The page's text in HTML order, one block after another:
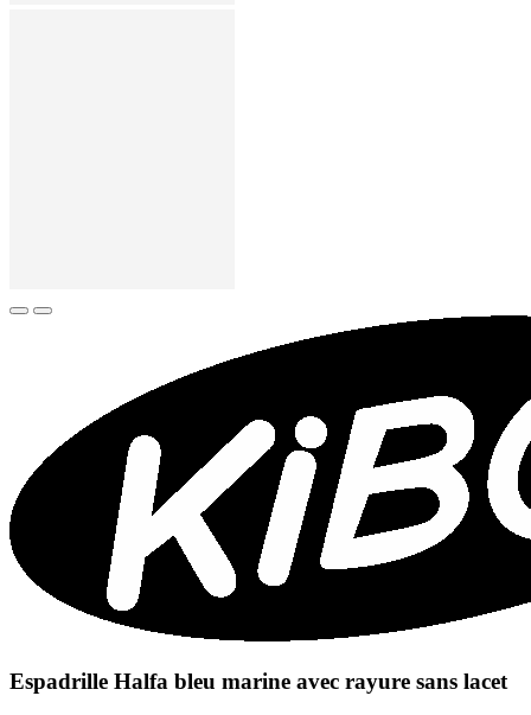
Espadrille Halfa bleu marine avec rayure sans lacet